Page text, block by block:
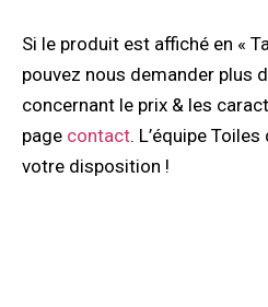
Si le produit est affiché en «
pouvez nous demander plus
concernant le prix & les
page contact. L’équipe
votre disposition !